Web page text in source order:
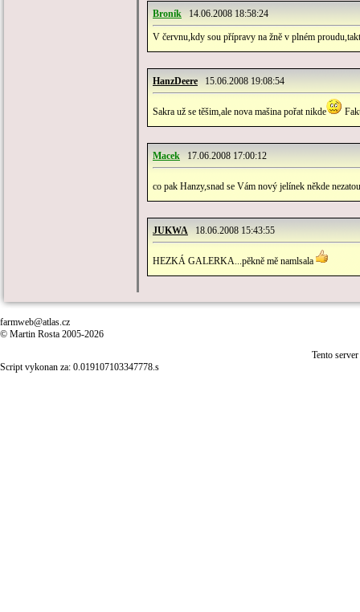
Broník 14.06.2008 18:58:24
V červnu,kdy sou přípravy na žně v plném
HanzDeere 15.06.2008 19:08:54
Sakra už se těšim,ale nova mašina pořat nikde
Macek 17.06.2008 17:00:12
co pak Hanzy,snad se Vám nový jelínek někde
JUKWA 18.06.2008 15:43:55
HEZKÁ GALERKA...pěkně mě namlsala
farmweb@atlas.cz
© Martin Rosta 2005-2026
Tento
Script vykonan za: 0.019107103347778.s